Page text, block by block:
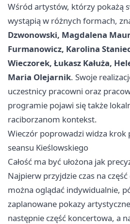
Wśród artystów, którzy pokażą
wystąpią w różnych formach,
Dzwonowski, Magdalena
Furmanowicz, Karolina
Wieczorek, Łukasz Kałuża,
Maria Olejarnik. Swoje
uczestnicy pracowni oraz
programie pojawi się także
raciborzanom kontekst.
Wieczór poprowadzi widza krok
seansu Kieślowskiego
Całość ma być ułożona jak
Najpierw przyjdzie czas na
można oglądać indywidualnie,
zaplanowane pokazy
następnie część koncertowa, a